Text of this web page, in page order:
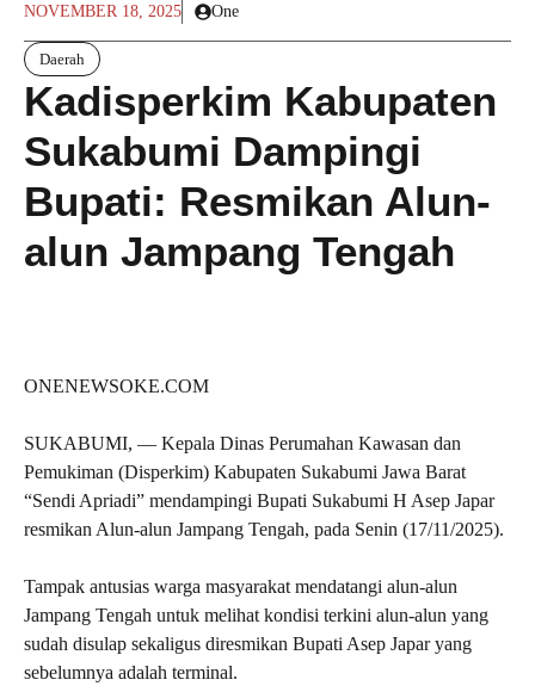
NOVEMBER 18, 2025 One
Daerah
Kadisperkim Kabupaten
Sukabumi Dampingi
Bupati: Resmikan Alun-
alun Jampang Tengah
ONENEWSOKE.COM
SUKABUMI, — Kepala Dinas Perumahan Kawasan dan
Pemukiman (Disperkim) Kabupaten Sukabumi Jawa Barat
“Sendi Apriadi” mendampingi Bupati Sukabumi H Asep Japar
resmikan Alun-alun Jampang Tengah, pada Senin (17/11/2025).
Tampak antusias warga masyarakat mendatangi alun-alun
Jampang Tengah untuk melihat kondisi terkini alun-alun yang
sudah disulap sekaligus diresmikan Bupati Asep Japar yang
sebelumnya adalah terminal.